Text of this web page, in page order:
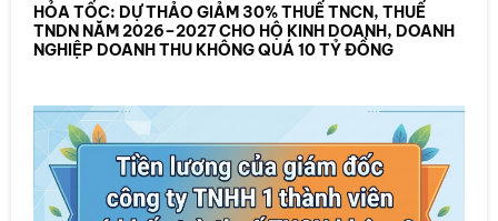
HỎA TỐC: DỰ THẢO GIẢM 30% THUẾ TNCN, THUẾ
TNDN NĂM 2026–2027 CHO HỘ KINH DOANH, DOANH
NGHIỆP DOANH THU KHÔNG QUÁ 10 TỶ ĐỒNG